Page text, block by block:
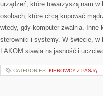
urządzeń, które towarzyszą nam
osobach, które chcą kupować
wtedy, gdy komputer zwalnia. Inne
sterowniki i systemy. W świecie, w
LAKOM stawia na jasność i
CATEGORIES: KIEROWCY Z PASJĄ